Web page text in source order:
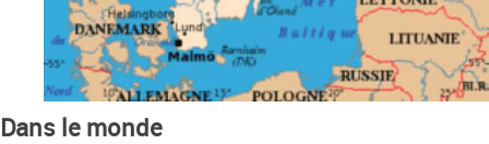
Dans le monde